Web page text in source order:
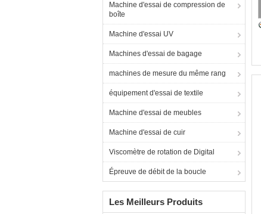
Machine d'essai de compression de
boîte
Machine d'essai UV
Machines d'essai de bagage
machines de mesure du même rang
équipement d'essai de textile
Machine d'essai de meubles
Machine d'essai de cuir
Viscomètre de rotation de Digital
Épreuve de débit de la boucle
Les Meilleurs Produits